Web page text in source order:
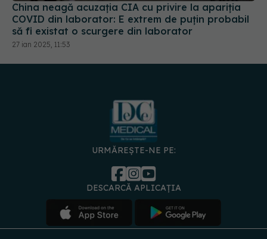
China neagă acuzația CIA cu privire la apariția
COVID din laborator: E extrem de puţin probabil
să fi existat o scurgere din laborator
27 ian 2025, 11:53
URMĂREȘTE-NE PE:
DESCARCĂ APLICAȚIA